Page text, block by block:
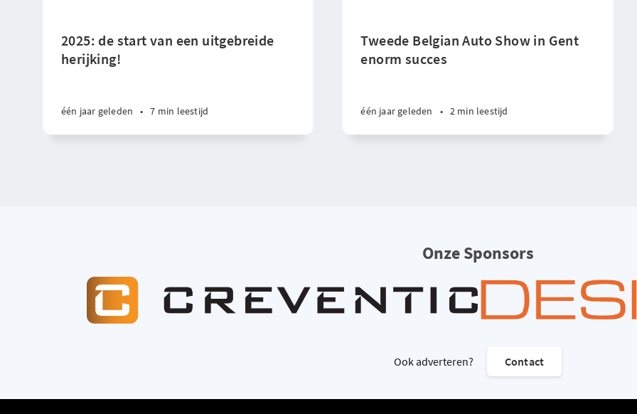
2025: de start van een uitgebreide
herijking!
één jaar geleden • 7 min leestijd
Tweede Belgian Auto Show in Gent
enorm succes
één jaar geleden • 2 min leestijd
Onze Sponsors
Ook adverteren? Contact